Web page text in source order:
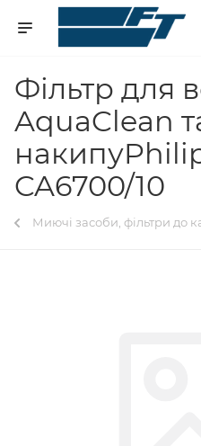
Фільтр для
AquaClean
CA6700/10
Миючі засоби, фільтри до